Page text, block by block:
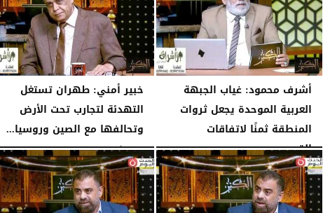
أشرف محمود: غياب الجبهة
العربية الموحدة يجعل ثروات
المنطقة ثمنًا لاتفاقات
القوى...
الإثنين، 3 أغسطس 2026 10:42 مـ
خبير أمني: طهران تستغل
التهدئة لتجارب تحت الأرض
وتحالفها مع الصين وروسيا...
الإثنين، 3 أغسطس 2026 10:37 مـ